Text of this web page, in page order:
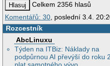
Celkem 2356 hlasů
Komentářů: 30 , poslední 3.4.
Rozcestník
AbcLinuxu
Týden na ITBiz: Náklady na
podpůrnou AI převýší do roku